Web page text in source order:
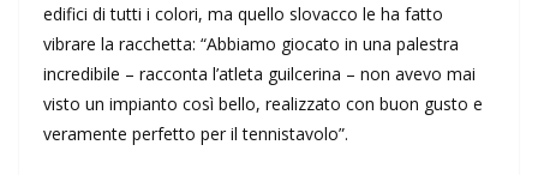
edifici di tutti i colori, ma quello slovacco le ha fatto
vibrare la racchetta: “Abbiamo giocato in una palestra
incredibile – racconta l’atleta guilcerina – non avevo mai
visto un impianto così bello, realizzato con buon gusto e
veramente perfetto per il tennistavolo”.